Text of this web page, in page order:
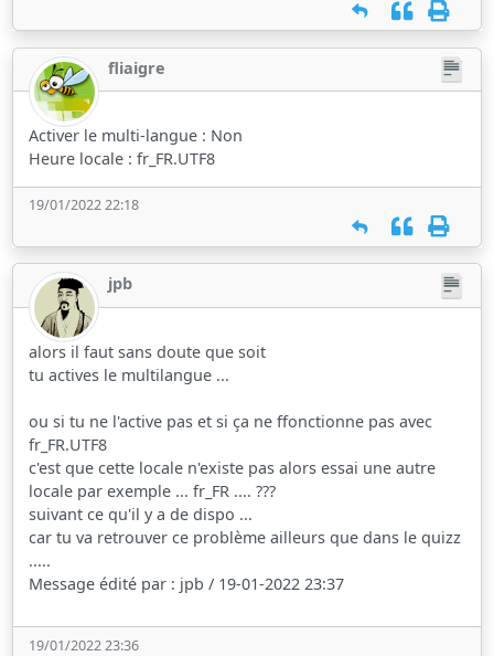
fliaigre
Activer le multi-langue : Non
Heure locale : fr_FR.UTF8
19/01/2022 22:18
jpb
alors il faut sans doute que soit
tu actives le multilangue ...
ou si tu ne l'active pas et si ça ne ffonctionne pas avec
fr_FR.UTF8
c'est que cette locale n'existe pas alors essai une autre
locale par exemple ... fr_FR .... ???
suivant ce qu'il y a de dispo ...
car tu va retrouver ce problème ailleurs que dans le quizz
.....
Message édité par : jpb / 19-01-2022 23:37
19/01/2022 23:36